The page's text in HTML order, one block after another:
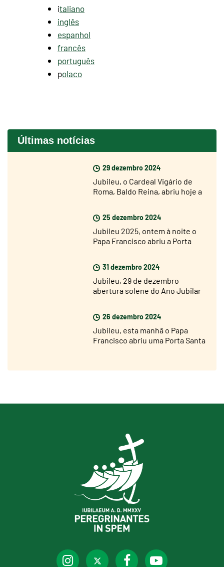
italiano
inglês
espanhol
francês
português
polaco
Últimas notícias
29 dezembro 2024
Jubileu, o Cardeal Vigário de
Roma, Baldo Reina, abriu hoje a
25 dezembro 2024
Jubileu 2025, ontem à noite o
Papa Francisco abriu a Porta
31 dezembro 2024
Jubileu, 29 de dezembro
abertura solene do Ano Jubilar
26 dezembro 2024
Jubileu, esta manhã o Papa
Francisco abriu uma Porta Santa